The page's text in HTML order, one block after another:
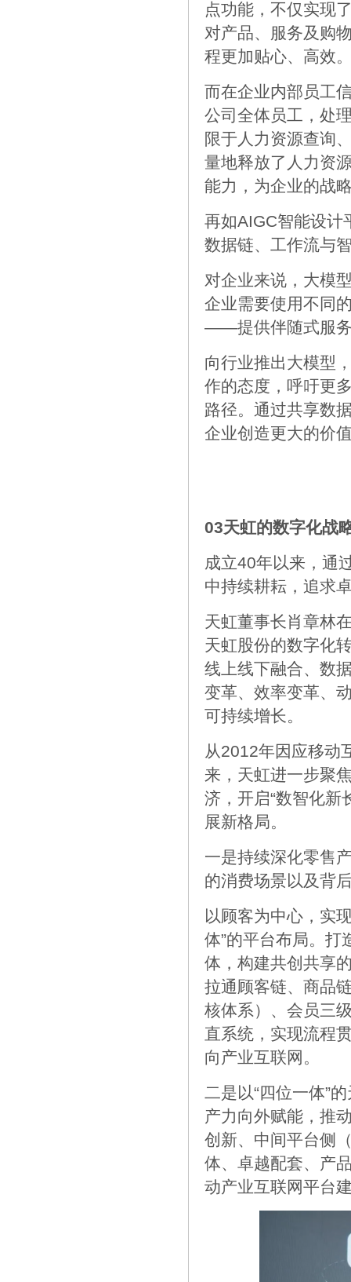
点功能，不仅实现
对产品、服务及购
程更加贴心、高效
而在企业内部员工
公司全体员工，处
限于人力资源查询
量地释放了人力资
能力，为企业的战
再如AIGC智能设计
数据链、工作流与
对企业来说，大模
企业需要使用不同
——提供伴随式服务
向行业推出大模型
作的态度，呼吁更
路径。通过共享数
企业创造更大的价
03天虹的数字化战
成立40年以来，通
中持续耕耘，追求
天虹董事长肖章林
天虹股份的数字化
线上线下融合、数
变革、效率变革、
可持续增长。
从2012年因应移动
来，天虹进一步聚
济，开启“数智化新
展新格局。
一是持续深化零售
的消费场景以及背
以顾客为中心，实
体”的平台布局。打
体，构建共创共享
拉通顾客链、商品
核体系）、会员三
直系统，实现流程
向产业互联网。
二是以“四位一体”
产力向外赋能，推
创新、中间平台侧
体、卓越配套、产
动产业互联网平台